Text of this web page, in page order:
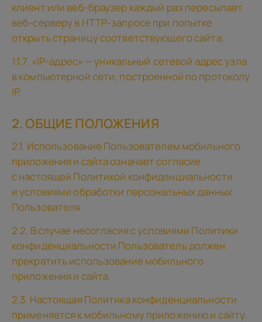
клиент или веб-браузер каждый раз пересылает
веб-серверу в HTTP-запросе при попытке
открыть страницу соответствующего сайта.
1.1.7. «IP-адрес» — уникальный сетевой адрес узла
в компьютерной сети, построенной по протоколу
IP.
2. ОБЩИЕ ПОЛОЖЕНИЯ
2.1. Использование Пользователем мобильного
приложения и сайта означает согласие
с настоящей Политикой конфиденциальности
и условиями обработки персональных данных
Пользователя.
2.2. В случае несогласия с условиями Политики
конфиденциальности Пользователь должен
прекратить использование мобильного
приложения и сайта.
2.3. Настоящая Политика конфиденциальности
применяется к мобильному приложению и сайту.